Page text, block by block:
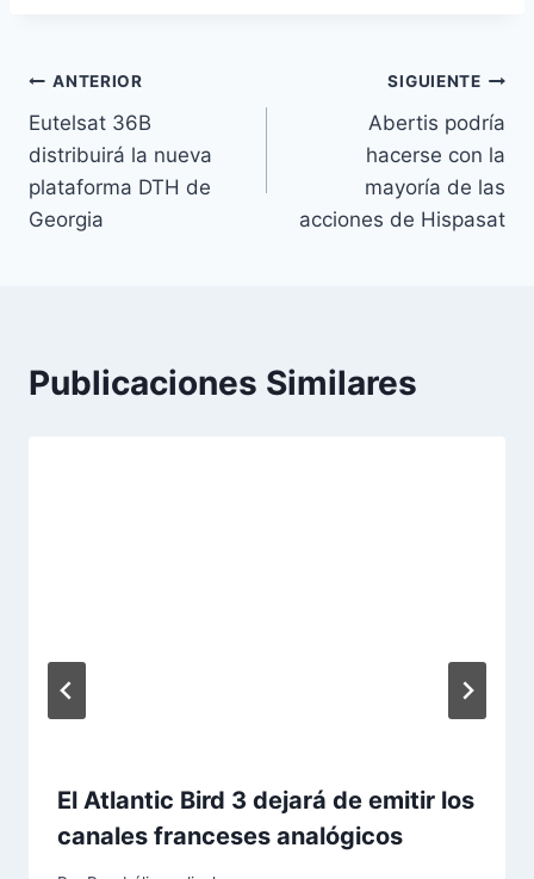
Navegación
de
entradas
ANTERIOR
Eutelsat 36B
distribuirá la nueva
plataforma DTH de
Georgia
SIGUIENTE
Abertis podría
hacerse con la
mayoría de las
acciones de Hispasat
Publicaciones Similares
El Atlantic Bird 3 dejará de emitir los
canales franceses analógicos